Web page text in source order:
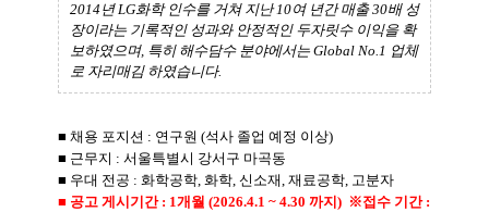
2014년 LG화학 인수를 거쳐 지난 10여 년간 매출 30배 성
장이라는 기록적인 성과와 안정적인 두자릿수 이익을 확
보하였으며, 특히 해수담수 분야에서는 Global No.1 업체
로 자리매김 하였습니다.
■ 채용 포지션 : 연구원 (석사 졸업 예정 이상)
■ 근무지 : 서울특별시 강서구 마곡동
■ 우대 전공 : 화학공학, 화학, 신소재, 재료공학, 고분자
■ 공고 게시기간 : 1개월 (2026.4.1 ~ 4.30 까지) ※접수 기간 :